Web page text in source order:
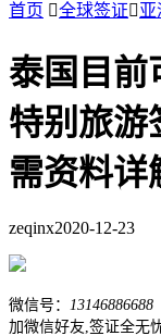
首页 全球签证亚
泰国目前
特别旅游
需资料详
zeqinx2020-12-23
微信号：
13146886688
加微信好友,签证全无